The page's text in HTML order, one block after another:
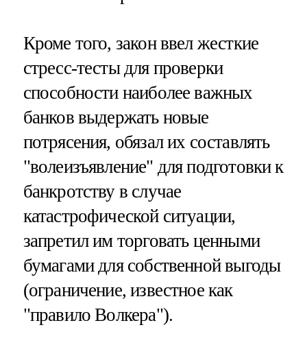
Кроме того, закон ввел жесткие
стресс-тесты для проверки
способности наиболее важных
банков выдержать новые
потрясения, обязал их составлять
"волеизъявление" для подготовки к
банкротству в случае
катастрофической ситуации,
запретил им торговать ценными
бумагами для собственной выгоды
(ограничение, известное как
"правило Волкера").